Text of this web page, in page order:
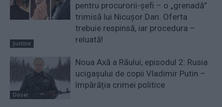
Justiție
pentru procurorii-șefi – o „grenadă”
trimisă lui Nicușor Dan. Oferta
trebuie respinsă, iar procedura –
reluată!
Dosar
Noua Axă a Răului, episodul 2: Rusia
ucigașului de copii Vladimir Putin –
împărăția crimei politice